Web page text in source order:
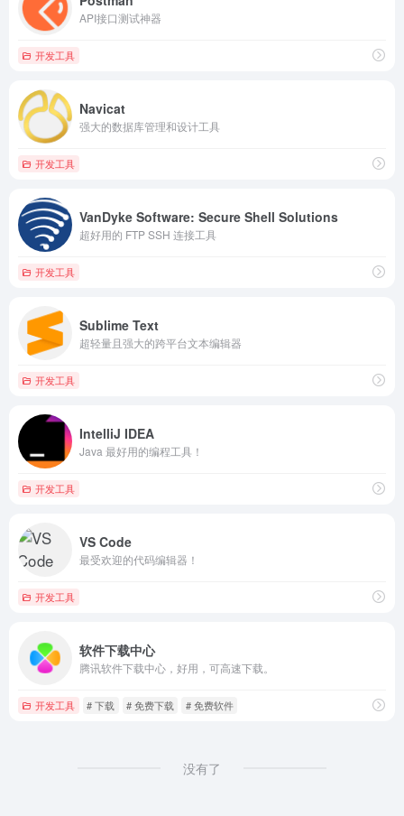
API接口测试神器
开发工具
Navicat
强大的数据库管理和设计工具
开发工具
VanDyke Software: Secure Shell Solutions
超好用的 FTP SSH 连接工具
开发工具
Sublime Text
超轻量且强大的跨平台文本编辑器
开发工具
IntelliJ IDEA
Java 最好用的编程工具！
开发工具
VS Code
最受欢迎的代码编辑器！
开发工具
软件下载中心
腾讯软件下载中心，好用，可高速下载。
开发工具 # 下载 # 免费下载 # 免费软件
没有了